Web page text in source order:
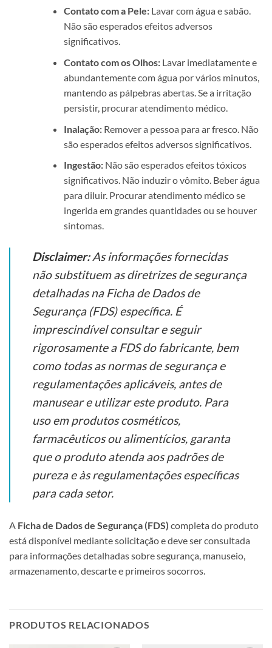
Contato com a Pele:Lavar com água e sabão.
Não são esperados efeitos adversos
significativos.
Contato com os Olhos:Lavar imediatamente e
abundantemente com água por vários minutos,
mantendo as pálpebras abertas. Se a irritação
persistir, procurar atendimento médico.
Inalação:Remover a pessoa para ar fresco. Não
são esperados efeitos adversos significativos.
Ingestão:Não são esperados efeitos tóxicos
significativos. Não induzir o vômito. Beber água
para diluir. Procurar atendimento médico se
ingerida em grandes quantidades ou se houver
sintomas.
Disclaimer:As informações fornecidas
não substituem as diretrizes de segurança
detalhadas na Ficha de Dados de
Segurança (FDS) específica. É
imprescindível consultar e seguir
rigorosamente a FDS do fabricante, bem
como todas as normas de segurança e
regulamentações aplicáveis, antes de
manusear e utilizar este produto. Para
uso em produtos cosméticos,
farmacêuticos ou alimentícios, garanta
que o produto atenda aos padrões de
pureza e às regulamentações específicas
para cada setor.
A Ficha de Dados de Segurança (FDS) completa do produto
está disponível mediante solicitação e deve ser consultada
para informações detalhadas sobre segurança, manuseio,
armazenamento, descarte e primeiros socorros.
PRODUTOS RELACIONADOS